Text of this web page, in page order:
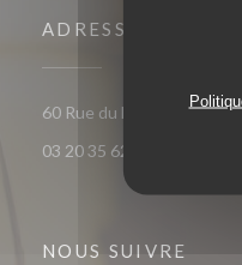
ADRESSE
60 Rue du Marechal Foch
03 20 35 62 81
NOUS SUIVRE